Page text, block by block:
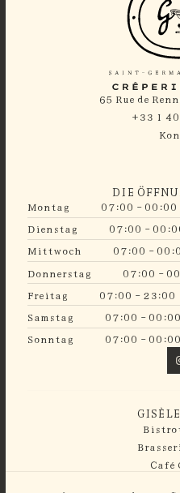
65 Rue de
+33 1
DIE
Montag
07:00 - 00:00
Dienstag
07:00 -
Mittwoch
07:00 -
Donnerstag
07:00 -
Freitag
07:00 - 23:00
Samstag
07:00 - 00:00
Sonntag
07:00 - 00:00
Café